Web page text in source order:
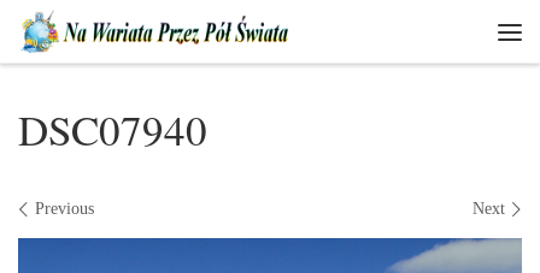
Skip to content
DSC07940
Images navigation
Previous Next